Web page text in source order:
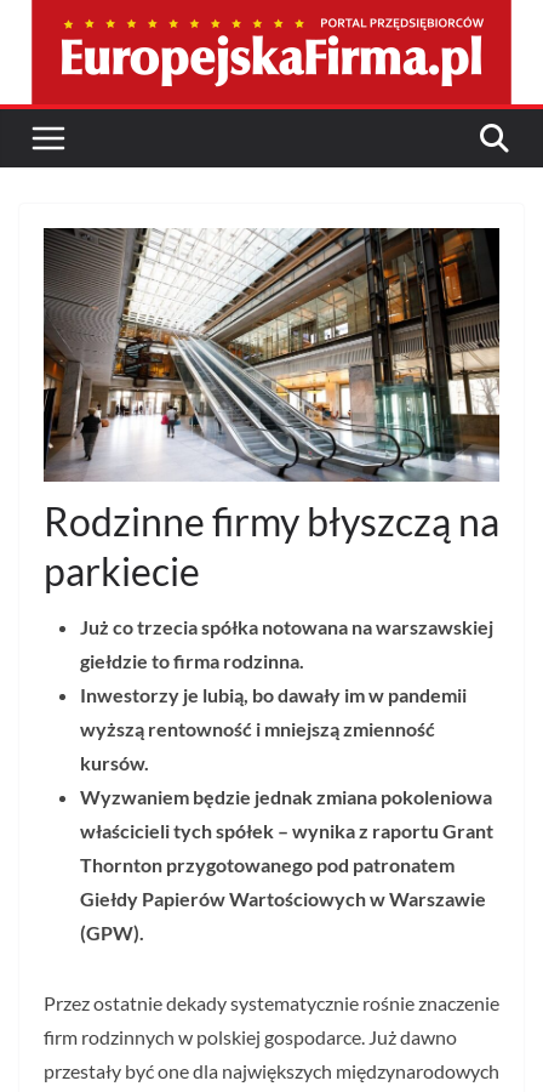
Rodzinne firmy błyszczą na
parkiecie
Już co trzecia spółka notowana na warszawskiej
giełdzie to firma rodzinna.
Inwestorzy je lubią, bo dawały im w pandemii
wyższą rentowność i mniejszą zmienność
kursów.
Wyzwaniem będzie jednak zmiana pokoleniowa
właścicieli tych spółek – wynika z raportu Grant
Thornton przygotowanego pod patronatem
Giełdy Papierów Wartościowych w Warszawie
(GPW).
Przez ostatnie dekady systematycznie rośnie znaczenie
firm rodzinnych w polskiej gospodarce. Już dawno
przestały być one dla największych międzynarodowych